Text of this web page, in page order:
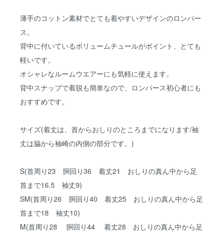
薄手のコットン素材でとても着やすいデザインのロンパー
ス。
背中に付いているボリュームチュールがポイント、とても
軽いです。
オシャレなルームウエアーにも気軽に使えます。
背中スナップで着脱も簡単なので、ロンパース初心者にも
おすすめです。
サイズ(着丈は、首からおしりのところまでになります/袖
丈は脇から袖崎の内側の部分です。)
S(首周り23 胴回り36 着丈21 おしりの真ん中から足
首まで16.5 袖丈9)
SM(首周り26 胴回り40 着丈25 おしりの真ん中から足
首まで18 袖丈10)
M(首周り28 胴回り44 着丈28 おしりの真ん中から足